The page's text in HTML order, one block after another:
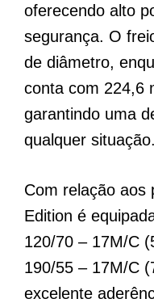
oferecendo alto
segurança. O
de diâmetro,
conta com 224,6
garantindo uma
qualquer situação.
Com relação aos
Edition é
120/70 – 17M/C
190/55 – 17M/C
excelente